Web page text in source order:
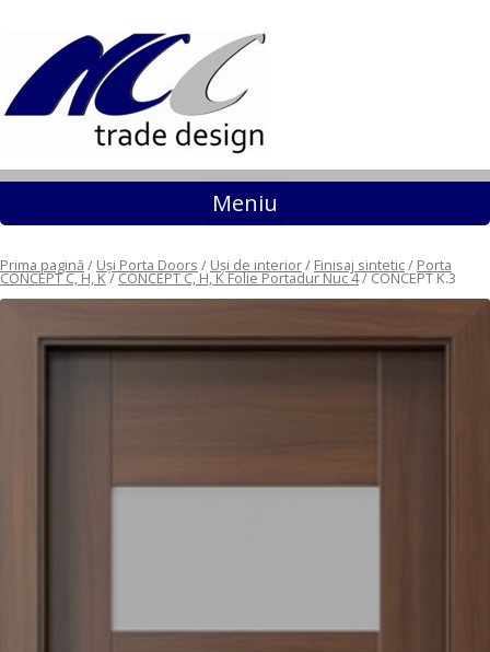
Meniu Sari la conținut
Prima pagină / Uși Porta Doors / Uși de interior/ Finisaj sintetic/ Porta
CONCEPT C, H, K/CONCEPT C, H, K Folie Portadur Nuc 4/ CONCEPT K.3